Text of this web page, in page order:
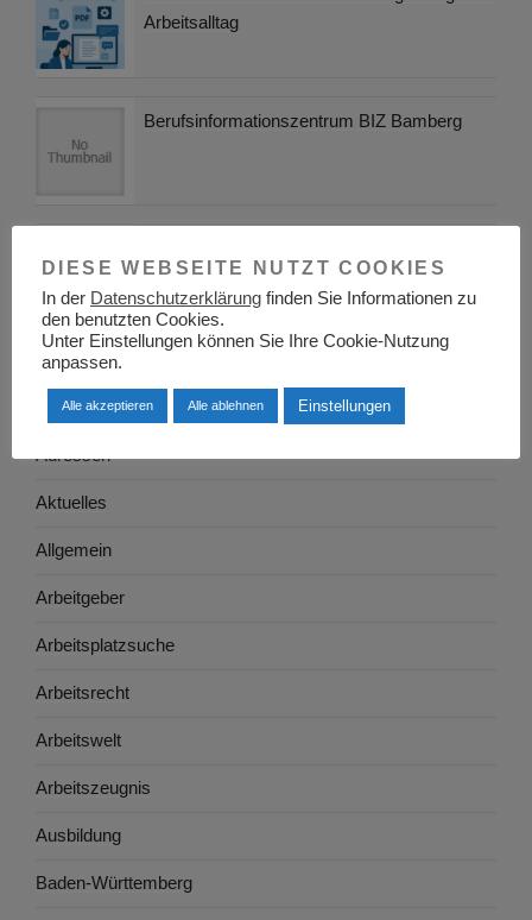
Arbeitsalltag
Berufsinformationszentrum BIZ Bamberg
(Oder)
KATEGORIEN
Adressen
Aktuelles
Allgemein
Arbeitgeber
Arbeitsplatzsuche
Arbeitsrecht
Arbeitswelt
Arbeitszeugnis
Ausbildung
Baden-Württemberg
DIESE WEBSEITE NUTZT COOKIES
In der Datenschutzerklärung finden Sie Informationen zu
den benutzten Cookies.
Unter Einstellungen können Sie Ihre Cookie-Nutzung
anpassen.
Alle akzeptieren Alle ablehnen Einstellungen